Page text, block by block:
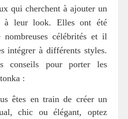
qui cherchent à ajouter un
à leur look. Elles ont été
nombreuses célébrités et il
intégrer à différents styles.
conseils pour porter les
:
êtes en train de créer un
chic ou élégant, optez